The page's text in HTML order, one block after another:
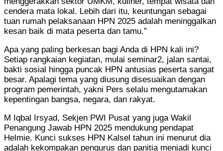
cendera mata lokal. Lebih dari itu, keuntungan sebagai
tuan rumah pelaksanaan HPN 2025 adalah meninggalkan
kesan baik di mata peserta dan tamu.”
Apa yang paling berkesan bagi Anda di HPN kali ini?
Setiap rangkaian kegiatan, mulai seminar2, jalan santai,
bakti sosial hingga puncak HPN antusias peserta sangat
besar. Apalagi tema yang diusung disesuaikan dengan
program pemerintah, yakni Pers selalu mengutamakan
kepentingan bangsa, negara, dan rakyat.
M Iqbal Irsyad, Sekjen PWI Pusat yang juga Wakil
Penangung Jawab HPN 2025 mendukung pendapat
Helmie. Kunci sukses HPN Kalsel tahun ini menurut dia
adalah kekompakan pengurus dan panitia menjadi kunci